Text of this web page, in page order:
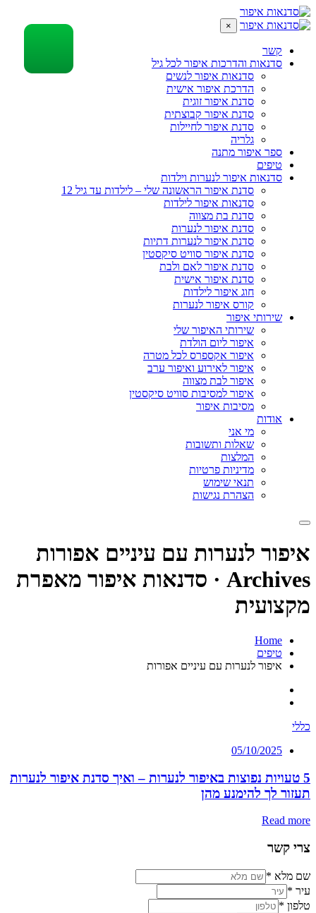
×
קשר
סדנאות והדרכות איפור לכל גיל
סדנאות איפור לנשים
הדרכת איפור אישית
סדנת איפור זוגית
סדנת איפור קבוצתית
סדנת איפור לחיילות
גלריה
ספר איפור מתנה
טיפים
סדנאות איפור לנערות וילדות
סדנת איפור הראשונה שלי – לילדות עד גיל 12
סדנאות איפור לילדות
סדנת בת מצווה
סדנת איפור לנערות
סדנת איפור לנערות דתיות
סדנת איפור סוויט סיקסטין
סדנת איפור לאם ולבת
סדנת איפור אישית
חוג איפור לילדות
קורס איפור לנערות
שירותי איפור
שירותי האיפור שלי
איפור ליום הולדת
איפור אקספרס לכל מטרה
איפור לאירוע ואיפור ערב
איפור לבת מצווה
איפור למסיבות סוויט סיקסטין
מסיבות איפור
אודות
מי אני
שאלות ותשובות
המלצות
מדיניות פרטיות
תנאי שימוש
הצהרת נגישות
איפור לנערות עם עיניים אפורות
Archives · סדנאות איפור מאפרת
מקצועית
Home
טיפים
איפור לנערות עם עיניים אפורות
כללי
05/10/2025
5 טעויות נפוצות באיפור לנערות – ואיך סדנת איפור לנערות
תעזור לך להימנע מהן
Read more
צרי קשר
שם מלא *
עיר *
טלפון *